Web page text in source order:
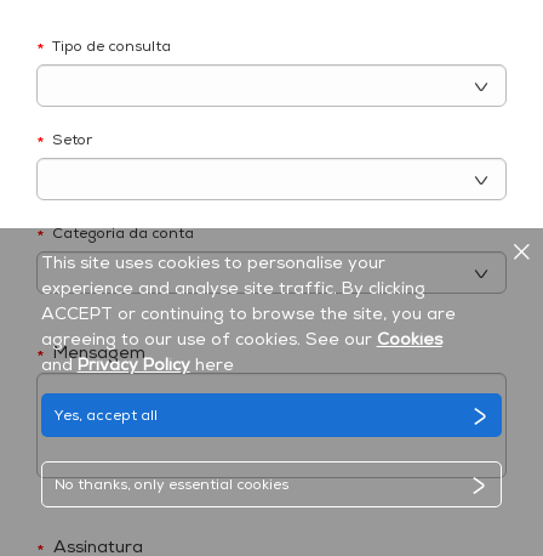
* Tipo de consulta
* Setor
* Categoria da conta
* Mensagem
Assinatura
This site uses cookies to personalise your
experience and analyse site traffic. By clicking
ACCEPT or continuing to browse the site, you are
agreeing to our use of cookies. See our Cookies
and Privacy Policyhere
Yes, accept all
No thanks, only essential cookies